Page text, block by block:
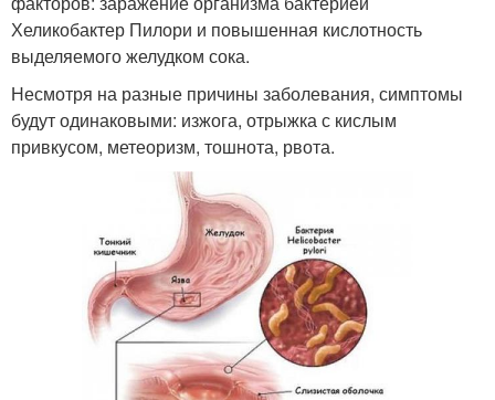
Хеликобактер Пилори и повышенная кислотность
выделяемого желудком сока.
Несмотря на разные причины заболевания, симптомы
будут одинаковыми: изжога, отрыжка с кислым
привкусом, метеоризм, тошнота, рвота.